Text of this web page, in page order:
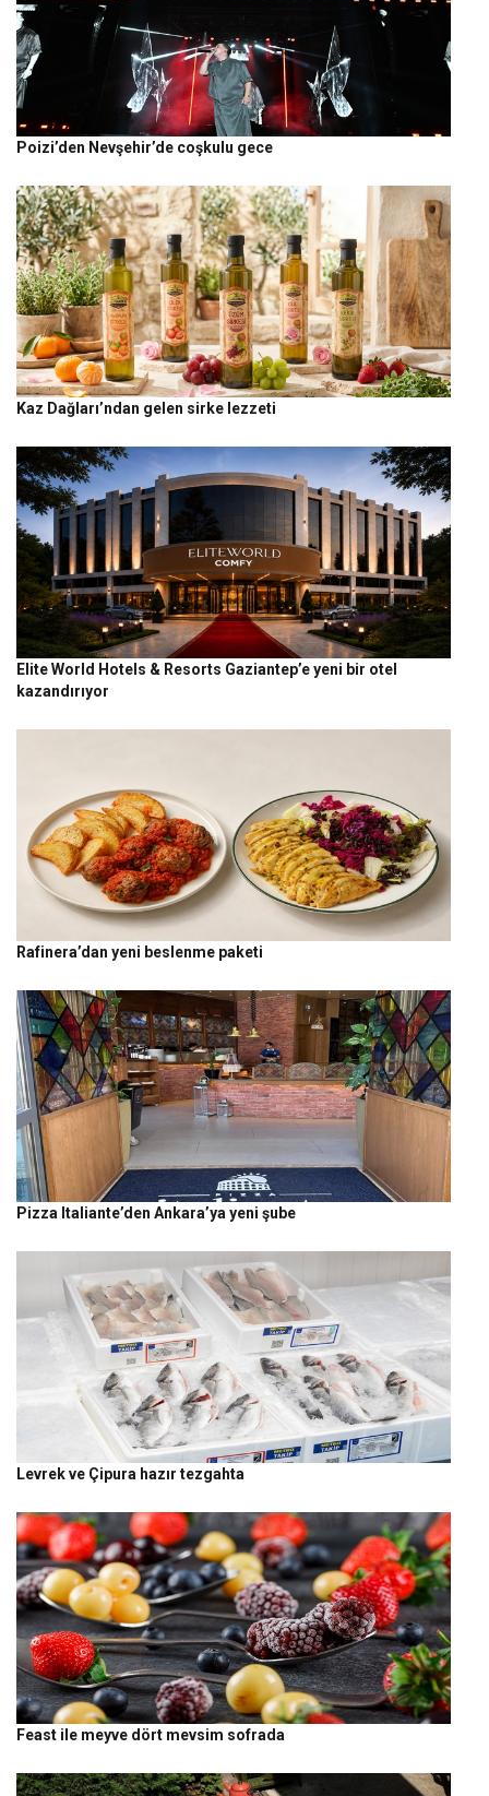
Poizi’den Nevşehir’de coşkulu gece
Kaz Dağları’ndan gelen sirke lezzeti
Elite World Hotels & Resorts Gaziantep’e yeni bir otel
kazandırıyor
Rafinera’dan yeni beslenme paketi
Pizza Italiante’den Ankara’ya yeni şube
Levrek ve Çipura hazır tezgahta
Feast ile meyve dört mevsim sofrada